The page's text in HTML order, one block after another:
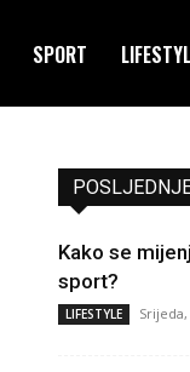
SPORT
Kako se
sport?
LIFESTYLE Srijeda,